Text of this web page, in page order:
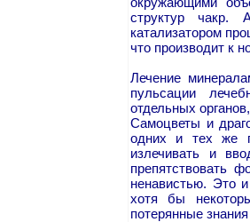
структур чакр.
катализатором
что производит к
Лечение
пульсации
отдельных
Самоцветы и
одних и тех же
излечивать и
препятствовать
ненавистью. Это
хотя бы
потерянные